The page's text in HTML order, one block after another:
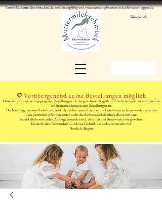
Unsere Muttermilchschmuckstücke werden sorgfältig und verantwortungsbewusst in der Schweiz hergestellt.
Warenkorb
💛Vorübergehend keine Bestellungen möglich
Damit ich alle bereits eingegangenen Bestellungen mit der gewohnten Sorgfalt und Liebe fertigstellen kann, nehme
ich momentan keine neuen Bestellungen an.
Die Nachfrage ist aktuell sehr hoch, und ich möchte vermeiden, dass die Lieferfristen zu lange werden oder dass
dein persönliches Schmuckstück nicht die Aufmerksamkeit erhält, die es verdient.
Sobald alle bestehenden Aufträge versendet sind, öffne ich den Shop wieder wie gewohnt.
Danke für dein Verständnis und deine Geduld, das bedeutet mir sehr viel.
Herzlich, Brigitte